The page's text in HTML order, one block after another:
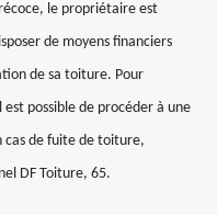
le propriétaire est
de moyens financiers
de sa toiture. Pour
possible de procéder à une
cas de fuite de toiture,
DF Toiture, 65.